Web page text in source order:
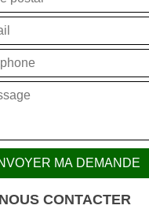
NOUS CONTACTER